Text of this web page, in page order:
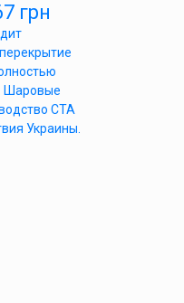
грн
Шаровые
СТА
Украины.